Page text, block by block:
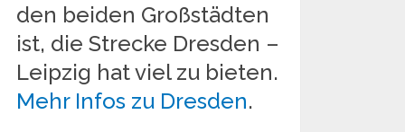
den beiden Großstädten
ist, die Strecke Dresden –
Leipzig hat viel zu bieten.
Mehr Infos zu Dresden.